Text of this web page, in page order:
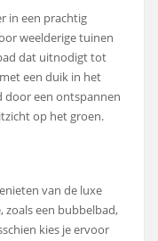
in een prachtig
weelderige tuinen
dat uitnodigt tot
een duik in het
door een ontspannen
op het groen.
van de luxe
zoals een bubbelbad,
kies je ervoor